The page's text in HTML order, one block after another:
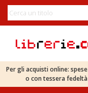
Per gli acquisti online:
o con tessera